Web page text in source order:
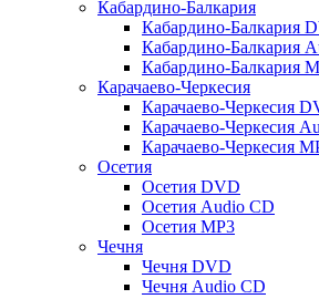
Кабардино-Балкария
Кабардино-Балкария
Кабардино-Балкария
Кабардино-Балкария
Карачаево-Черкесия
Карачаево-Черкесия
Карачаево-Черкесия
Карачаево-Черкесия
Осетия
Осетия DVD
Осетия Audio CD
Осетия MP3
Чечня
Чечня DVD
Чечня Audio CD